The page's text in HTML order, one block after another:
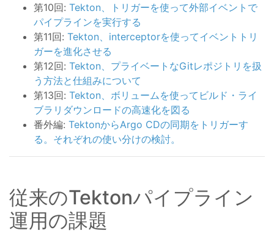
第10回: Tekton、トリガーを使って外部イベントで
パイプラインを実行する
第11回: Tekton、interceptorを使ってイベントトリ
ガーを進化させる
第12回: Tekton、プライベートなGitレポジトリを扱
う方法と仕組みについて
第13回: Tekton、ボリュームを使ってビルド・ライ
ブラリダウンロードの高速化を図る
番外編: TektonからArgo CDの同期をトリガーす
る。それぞれの使い分けの検討。
従来のTektonパイプライン
運用の課題